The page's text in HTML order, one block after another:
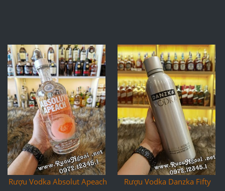
Rượu Vodka Absolut Apeach Rượu Vodka Danzka Fifty